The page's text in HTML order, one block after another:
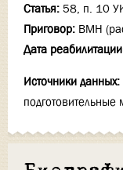
Статья: 58, п. 10
Приговор: ВМН
Дата
Источники данных:
подготовительные